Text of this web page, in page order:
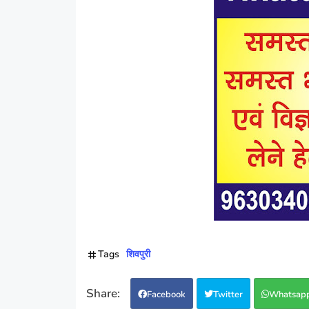
Tags शिवपुरी
Facebook Twitter